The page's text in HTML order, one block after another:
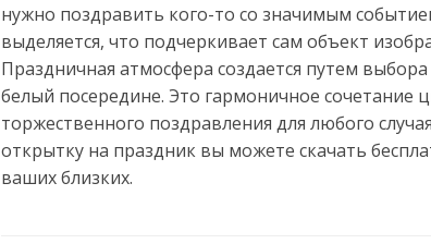
нужно поздравить кого-то со значимым
выделяется, что подчеркивает сам объект
Праздничная атмосфера создается путем
белый посередине. Это гармоничное сочетание
торжественного поздравления для любого
открытку на праздник вы можете скачать
ваших близких.